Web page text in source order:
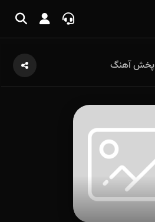
پخش آهنگ